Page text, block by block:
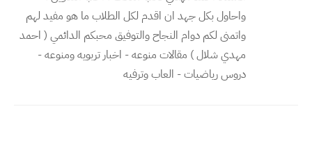
واحاول بكل جهد ان اقدم لكل الطلاب ما هو مفيد لهم
واتمنى لكم دوام النجاح والتوفيق محبكم الدائمي ( احمد
مهدي شلال ) مقالات منوعه - اخبار تربويه ومنوعه -
دروس رياضيات - العاب وترفيه